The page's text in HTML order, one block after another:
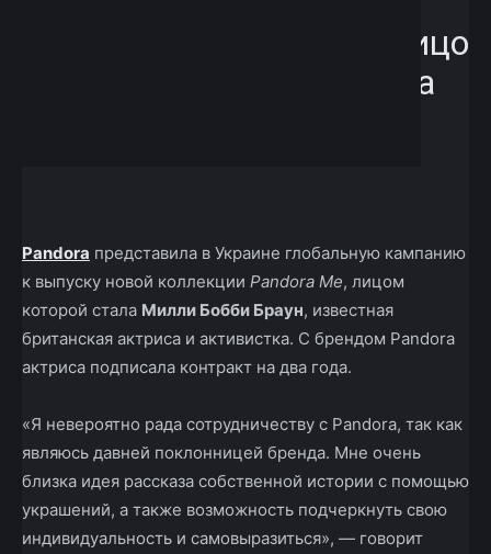
Милли Бобби Браун — лицо
новой коллекции Pandora
Pandora представила в Украине глобальную кампанию
к выпуску новой коллекции Pandora Me, лицом
которой стала Милли Бобби Браун, известная
британская актриса и активистка. С брендом Pandora
актриса подписала контракт на два года.
«Я невероятно рада сотрудничеству с Pandora, так как
являюсь давней поклонницей бренда. Мне очень
близка идея рассказа собственной истории с помощью
украшений, а также возможность подчеркнуть свою
индивидуальность и самовыразиться», — говорит